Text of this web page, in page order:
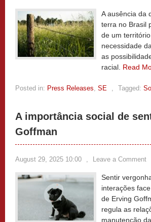
A ausência da
terra no Brasil
de um
necessidade
as
racial. Read
Posted in: Press Releases, SE , Tagged:
A importância social de
Goffman
August 29, 2025 10:00 , Leave a Comment
Sentir
interações
de Erving
regula as
manutenção